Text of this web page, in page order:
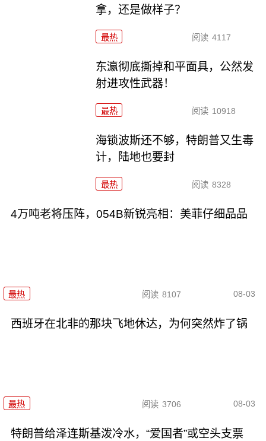
拿，还是做样子？
最热 阅读 4117
东瀛彻底撕掉和平面具，公然发
射进攻性武器！
最热 阅读 10918
海锁波斯还不够，特朗普又生毒
计，陆地也要封
最热 阅读 8328
4万吨老将压阵，054B新锐亮相：美菲仔细品品
最热 阅读 8107 08-03
西班牙在北非的那块飞地休达，为何突然炸了锅
最热 阅读 3706 08-03
特朗普给泽连斯基泼冷水，“爱国者”或空头支票